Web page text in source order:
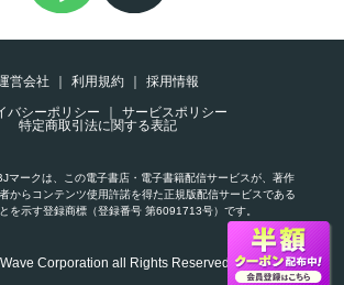
営会社 利用規約
採用情報
バシーポリシー
サービスポリシー
特定商取引法に関する表記
マークは、この電子書店・電子書籍配信サービスが、著作
からコンテンツ使用許諾を得た正規版配信サービスである
を示す登録商標（登録番号 第6091713号）です。
Corporation all Rights Reserved.